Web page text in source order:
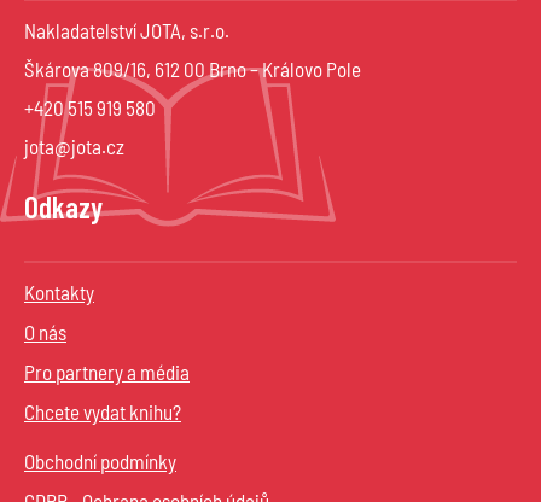
Nakladatelství JOTA, s.r.o.
Škárova 809/16, 612 00 Brno – Královo Pole
+420 515 919 580
jota@jota.cz
Odkazy
Kontakty
O nás
Pro partnery a média
Chcete vydat knihu?
Obchodní podmínky